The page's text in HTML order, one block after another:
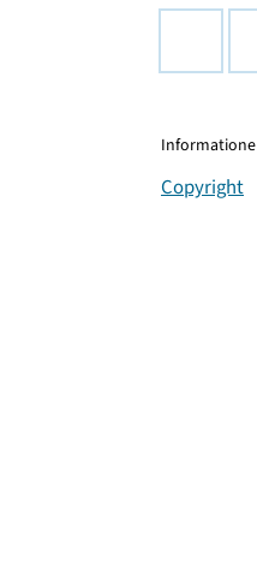
Copyright